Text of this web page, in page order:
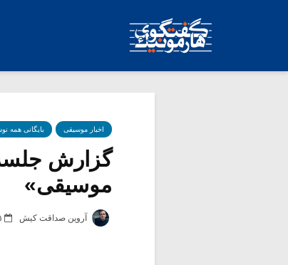
اخبار موسیقی بایگانی همه
گزارش جلسه
موسیقی»
آروین صداقت کیش